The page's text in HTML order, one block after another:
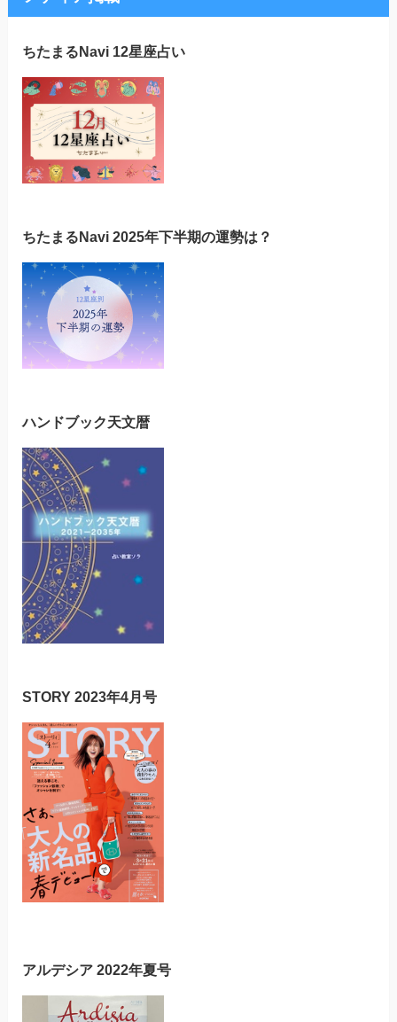
ちたまるNavi 12星座占い
ちたまるNavi 2025年下半期の運勢は？
ハンドブック天文暦
STORY 2023年4月号
アルデシア 2022年夏号